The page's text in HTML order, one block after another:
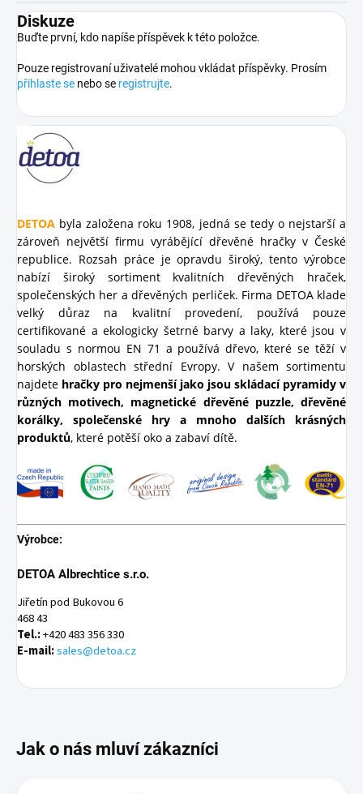
Diskuze
Buďte první, kdo napíše příspěvek k této položce.
Pouze registrovaní uživatelé mohou vkládat příspěvky. Prosím
přihlaste se nebo se registrujte.
DETOA byla založena roku 1908, jedná se tedy o nejstarší a
zároveň největší firmu vyrábějící dřevěné hračky v České
republice. Rozsah práce je opravdu široký, tento výrobce
nabízí široký sortiment kvalitních dřevěných hraček,
společenských her a dřevěných perliček. Firma DETOA klade
velký důraz na kvalitní provedení, používá pouze
certifikované a ekologicky šetrné barvy a laky, které jsou v
souladu s normou EN 71 a používá dřevo, které se těží v
horských oblastech střední Evropy. V našem sortimentu
najdete hračky pro nejmenší jako jsou skládací pyramidy v
různých motivech, magnetické dřevěné puzzle, dřevěné
korálky, společenské hry a mnoho dalších krásných
produktů, které potěší oko a zabaví dítě.
Výrobce:
DETOA Albrechtice s.r.o.
Jiřetín pod Bukovou 6
468 43
Tel.: +420 483 356 330
E-mail:sales@detoa.cz